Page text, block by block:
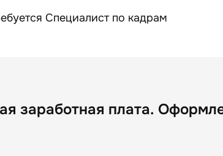
Специалист по кадрам
заработная плата.